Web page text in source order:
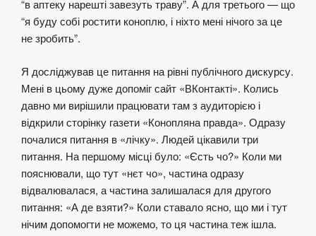
“в аптеку нарешті завезуть траву”. А для третього — що
“я буду собі ростити коноплю, і ніхто мені нічого за це
не зробить”.
Я досліджував це питання на рівні публічного дискурсу.
Мені в цьому дуже допоміг сайт «ВКонтакті». Колись
давно ми вирішили працювати там з аудиторією і
відкрили сторінку газети «Конопляна правда». Одразу
почалися питання в «лічку». Людей цікавили три
питання. На першому місці було: «Єсть чо?» Коли ми
пояснювали, що тут «нєт чо», частина одразу
відвалювалася, а частина залишалася для другого
питання: «А де взяти?» Коли ставало ясно, що ми і тут
нічим допомогти не можемо, то ця частина теж ішла.